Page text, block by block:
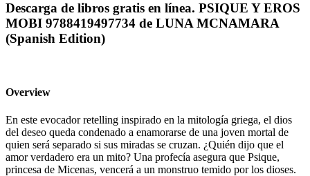
Descarga de libros gratis en línea. PSIQUE Y EROS
MOBI 9788419497734 de LUNA MCNAMARA
(Spanish Edition)
Overview
En este evocador retelling inspirado en la mitología griega, el dios
del deseo queda condenado a enamorarse de una joven mortal de
quien será separado si sus miradas se cruzan. ¿Quién dijo que el
amor verdadero era un mito? Una profecía asegura que Psique,
princesa de Micenas, vencerá a un monstruo temido por los dioses.